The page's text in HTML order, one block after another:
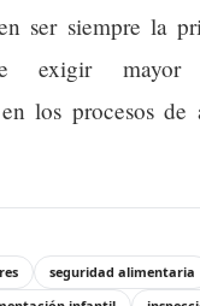
ser siempre la
exigir
los procesos de
seguridad alimentaria